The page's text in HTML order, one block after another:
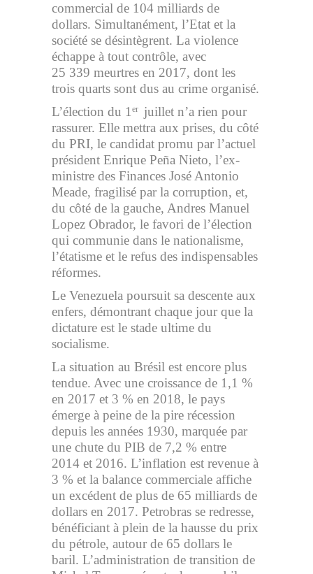
commercial de 104 milliards de
dollars. Simultanément, l’Etat et la
société se désintègrent. La violence
échappe à tout contrôle, avec
25 339 meurtres en 2017, dont les
trois quarts sont dus au crime organisé.
L’élection du 1 er
juillet n’a rien pour
rassurer. Elle mettra aux prises, du côté
du PRI, le candidat promu par l’actuel
président Enrique Peña Nieto, l’ex-
ministre des Finances José Antonio
Meade, fragilisé par la corruption, et,
du côté de la gauche, Andres Manuel
Lopez Obrador, le favori de l’élection
qui communie dans le nationalisme,
l’étatisme et le refus des indispensables
réformes.
Le Venezuela poursuit sa descente aux
enfers, démontrant chaque jour que la
dictature est le stade ultime du
socialisme.
La situation au Brésil est encore plus
tendue. Avec une croissance de 1,1 %
en 2017 et 3 % en 2018, le pays
émerge à peine de la pire récession
depuis les années 1930, marquée par
une chute du PIB de 7,2 % entre
2014 et 2016. L’inflation est revenue à
3 % et la balance commerciale affiche
un excédent de plus de 65 milliards de
dollars en 2017. Petrobras se redresse,
bénéficiant à plein de la hausse du prix
du pétrole, autour de 65 dollars le
baril. L’administration de transition de